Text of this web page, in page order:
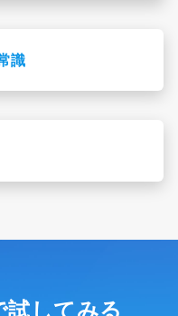
識
してみる